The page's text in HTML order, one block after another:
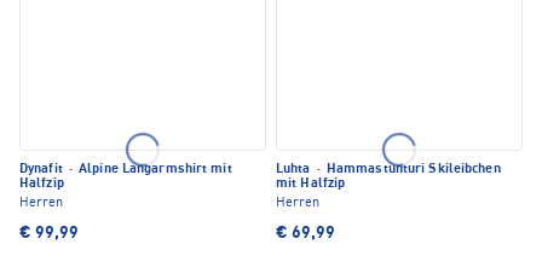
Dynafit · Alpine Langarmshirt mit
Halfzip
Herren
€ 99,99
Luhta · Hammastunturi Skileibchen
mit Halfzip
Herren
€ 69,99